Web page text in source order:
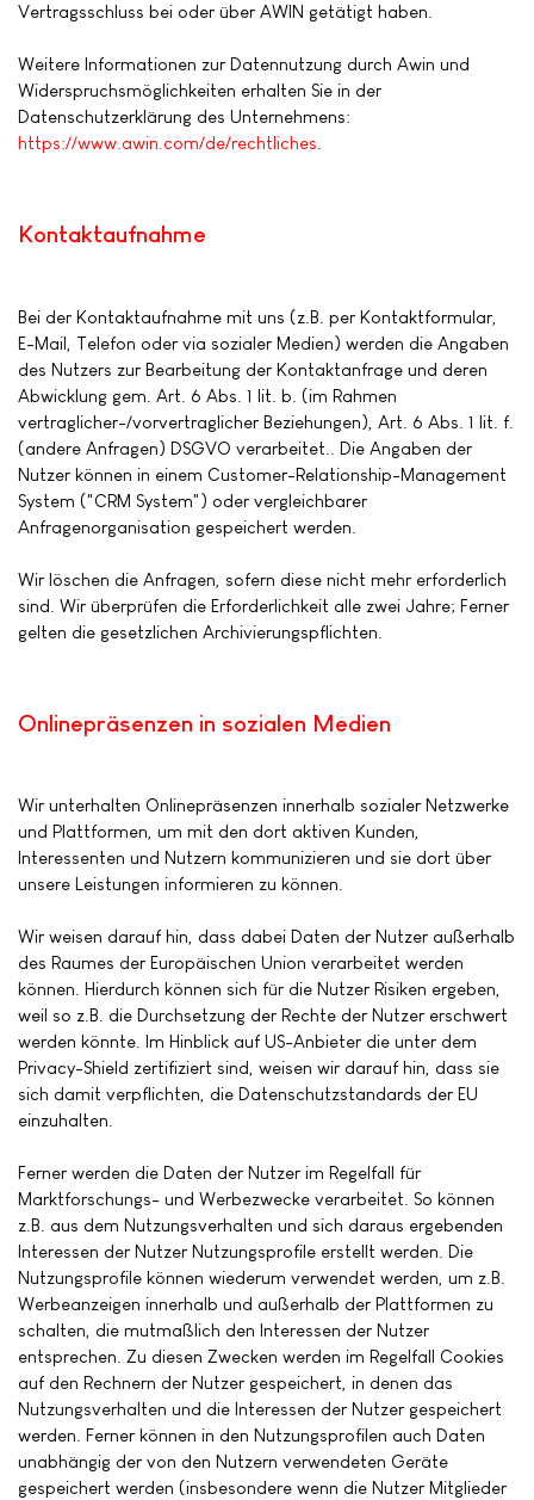
Vertragsschluss bei oder über AWIN getätigt haben.
Weitere Informationen zur Datennutzung durch Awin und
Widerspruchsmöglichkeiten erhalten Sie in der
Datenschutzerklärung des Unternehmens:
https://www.awin.com/de/rechtliches
Kontaktaufnahme
Bei der Kontaktaufnahme mit uns (z.B. per Kontaktformular,
E-Mail, Telefon oder via sozialer Medien) werden die Angaben
des Nutzers zur Bearbeitung der Kontaktanfrage und deren
Abwicklung gem. Art. 6 Abs. 1 lit. b. (im Rahmen
vertraglicher-/vorvertraglicher Beziehungen), Art. 6 Abs. 1 lit. f.
(andere Anfragen) DSGVO verarbeitet.. Die Angaben der
Nutzer können in einem Customer-Relationship-Management
System ("CRM System") oder vergleichbarer
Anfragenorganisation gespeichert werden.
Wir löschen die Anfragen, sofern diese nicht mehr erforderlich
sind. Wir überprüfen die Erforderlichkeit alle zwei Jahre; Ferner
gelten die gesetzlichen Archivierungspflichten.
Onlinepräsenzen in sozialen Medien
Wir unterhalten Onlinepräsenzen innerhalb sozialer Netzwerke
und Plattformen, um mit den dort aktiven Kunden,
Interessenten und Nutzern kommunizieren und sie dort über
unsere Leistungen informieren zu können.
Wir weisen darauf hin, dass dabei Daten der Nutzer außerhalb
des Raumes der Europäischen Union verarbeitet werden
können. Hierdurch können sich für die Nutzer Risiken ergeben,
weil so z.B. die Durchsetzung der Rechte der Nutzer erschwert
werden könnte. Im Hinblick auf US-Anbieter die unter dem
Privacy-Shield zertifiziert sind, weisen wir darauf hin, dass sie
sich damit verpflichten, die Datenschutzstandards der EU
einzuhalten.
Ferner werden die Daten der Nutzer im Regelfall für
Marktforschungs- und Werbezwecke verarbeitet. So können
z.B. aus dem Nutzungsverhalten und sich daraus ergebenden
Interessen der Nutzer Nutzungsprofile erstellt werden. Die
Nutzungsprofile können wiederum verwendet werden, um z.B.
Werbeanzeigen innerhalb und außerhalb der Plattformen zu
schalten, die mutmaßlich den Interessen der Nutzer
entsprechen. Zu diesen Zwecken werden im Regelfall Cookies
auf den Rechnern der Nutzer gespeichert, in denen das
Nutzungsverhalten und die Interessen der Nutzer gespeichert
werden. Ferner können in den Nutzungsprofilen auch Daten
unabhängig der von den Nutzern verwendeten Geräte
gespeichert werden (insbesondere wenn die Nutzer Mitglieder